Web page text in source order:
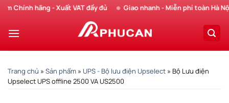
Chuyển
nội
hãng - Xuất VAT đầy đủ Giao nhanh - Miễn phí toàn Hà Nội
Trang chủ » Sản phẩm » UPS - Bộ lưu điện Upselect » Bộ Lưu điện
Upselect UPS offline 2500 VA US2500